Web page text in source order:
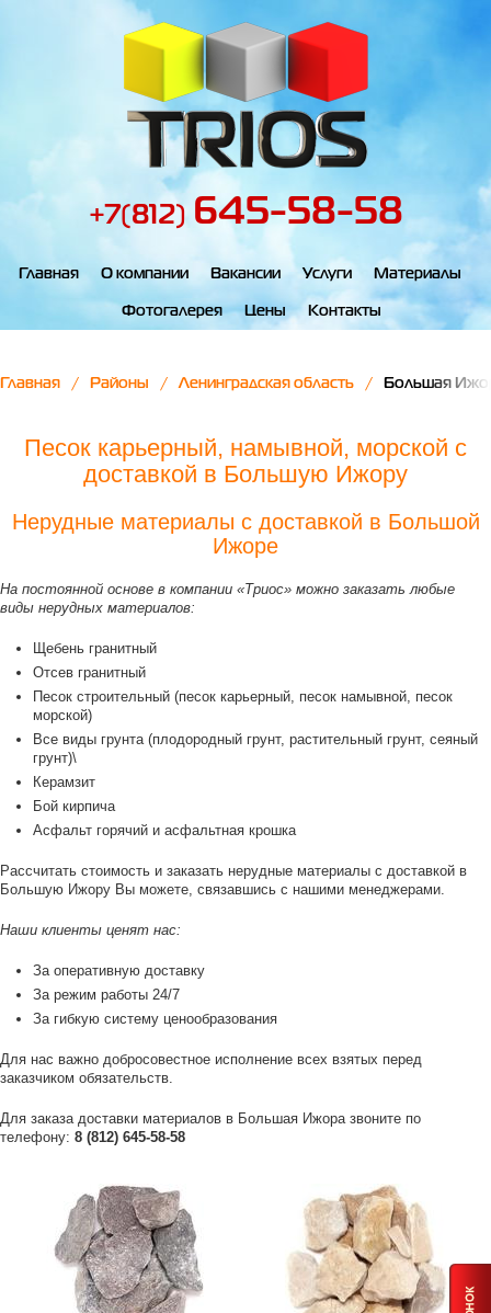
+7(812) 645-58-58
Главная О компании Вакансии Услуги Материалы
Фотогалерея Цены Контакты
Главная Районы Ленинградская область Большая
Песок карьерный, намывной, морской с
доставкой в Большую Ижору
Нерудные материалы с доставкой в Большой
Ижоре
На постоянной основе в компании «Триос» можно заказать любые
виды нерудных материалов:
Щебень гранитный
Отсев гранитный
Песок строительный (песок карьерный, песок намывной, песок
морской)
Все виды грунта (плодородный грунт, растительный грунт, сеяный
грунт)\
Керамзит
Бой кирпича
Асфальт горячий и асфальтная крошка
Рассчитать стоимость и заказать нерудные материалы с доставкой в
Большую Ижору Вы можете, связавшись с нашими менеджерами.
Наши клиенты ценят нас:
За оперативную доставку
За режим работы 24/7
За гибкую систему ценообразования
Для нас важно добросовестное исполнение всех взятых перед
заказчиком обязательств.
Для заказа доставки материалов в Большая Ижора звоните по
телефону: 8 (812) 645-58-58